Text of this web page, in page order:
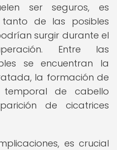
ser seguros, es
de las posibles
surgir durante el
Entre las
se encuentran la
la formación de
de cabello
de cicatrices
es crucial